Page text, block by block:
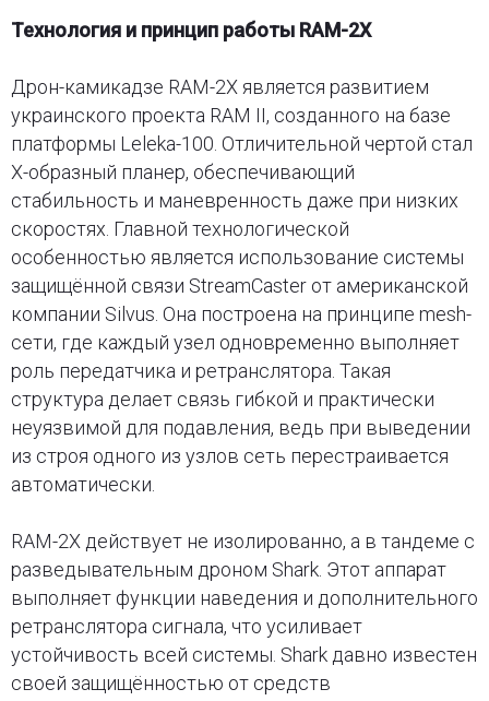
Технология и принцип работы RAM-2X
Дрон-камикадзе RAM-2X является развитием
украинского проекта RAM II, созданного на базе
платформы Leleka-100. Отличительной чертой стал
X-образный планер, обеспечивающий
стабильность и маневренность даже при низких
скоростях. Главной технологической
особенностью является использование системы
защищённой связи StreamCaster от американской
компании Silvus. Она построена на принципе mesh-
сети, где каждый узел одновременно выполняет
роль передатчика и ретранслятора. Такая
структура делает связь гибкой и практически
неуязвимой для подавления, ведь при выведении
из строя одного из узлов сеть перестраивается
автоматически.
RAM-2X действует не изолированно, а в тандеме с
разведывательным дроном Shark. Этот аппарат
выполняет функции наведения и дополнительного
ретранслятора сигнала, что усиливает
устойчивость всей системы. Shark давно известен
своей защищённостью от средств